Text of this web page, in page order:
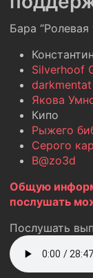
Бара
Silverhoof
darkmentat
Якова
Кипо
Рыжего
Серого
B@zo3d
Общую
послушать
Послушать